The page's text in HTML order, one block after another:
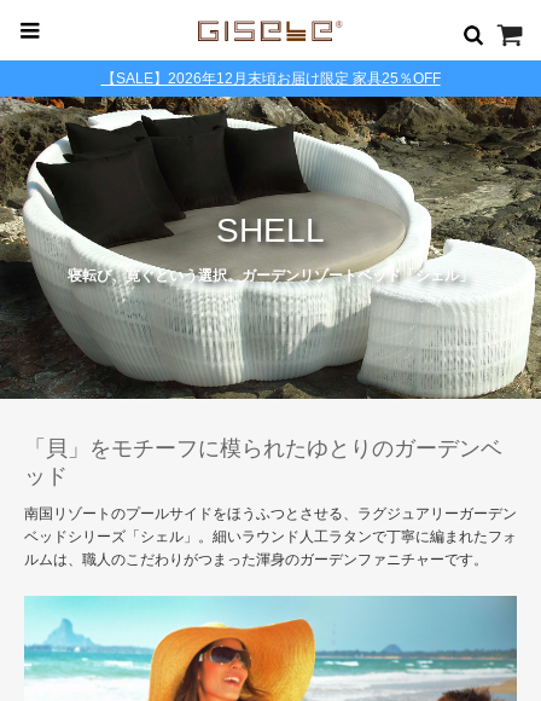
【SALE】2026年12月末頃お届け限定 家具25％OFF
SHELL
寝転び、寛ぐという選択。ガーデンリゾートベッド「シェル」
「貝」をモチーフに模られたゆとりのガーデンベ
ッド
南国リゾートのプールサイドをほうふつとさせる、ラグジュアリーガーデン
ベッドシリーズ「シェル」。細いラウンド人工ラタンで丁寧に編まれたフォ
ルムは、職人のこだわりがつまった渾身のガーデンファニチャーです。